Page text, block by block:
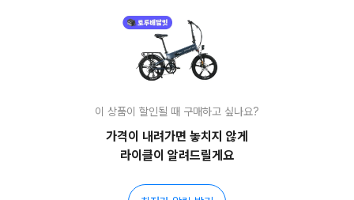
이 상품이 할인될 때 구매하고 싶나요?
가격이 내려가면 놓치지 않게
라이클이 알려드릴게요